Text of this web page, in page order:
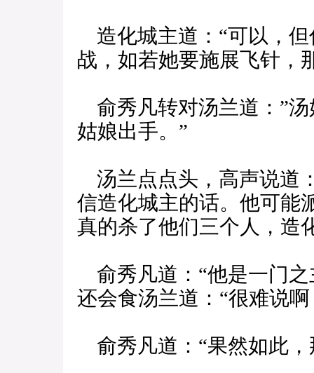
造化城主道：“可以，
战，如若她要施展飞针，
俞秀凡转对汤兰道：”
姑娘出手。”
汤兰点点头，高声说道
信造化城主的话。他可能
真的杀了他们三个人，造
俞秀凡道：“他是一门
还会食汤兰道：“很难说啊
俞秀凡道：“果然如此，